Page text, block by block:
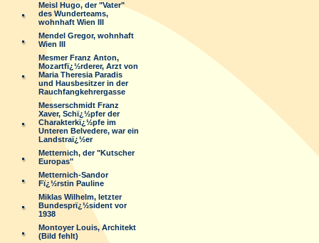
Meisl Hugo, der "Vater"
des Wunderteams,
wohnhaft Wien III
Mendel Gregor, wohnhaft
Wien III
Mesmer Franz Anton,
Mozartfï¿½rderer, Arzt von
Maria Theresia Paradis
und Hausbesitzer in der
Rauchfangkehrergasse
Messerschmidt Franz
Xaver, Schï¿½pfer der
Charakterkï¿½pfe im
Unteren Belvedere, war ein
Landstraï¿½er
Metternich, der "Kutscher
Europas"
Metternich-Sandor
Fï¿½rstin Pauline
Miklas Wilhelm, letzter
Bundesprï¿½sident vor
1938
Montoyer Louis, Architekt
(Bild fehlt)